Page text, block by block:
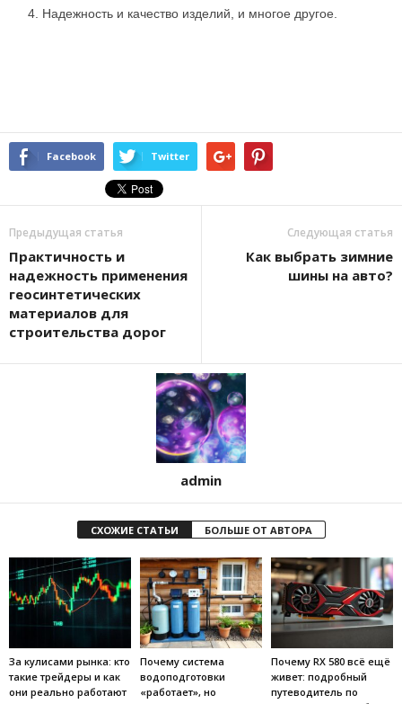
Надежность и качество изделий, и многое другое.
Facebook Twitter
Предыдущая статья
Практичность и
надежность применения
геосинтетических
материалов для
строительства дорог
Следующая статья
Как выбрать зимние
шины на авто?
admin
СХОЖИЕ СТАТЬИ БОЛЬШЕ ОТ АВТОРА
За кулисами рынка: кто
такие трейдеры и как
они реально работают
Почему система
водоподготовки
«работает», но
Почему RX 580 всё ещё
живет: подробный
путеводитель по